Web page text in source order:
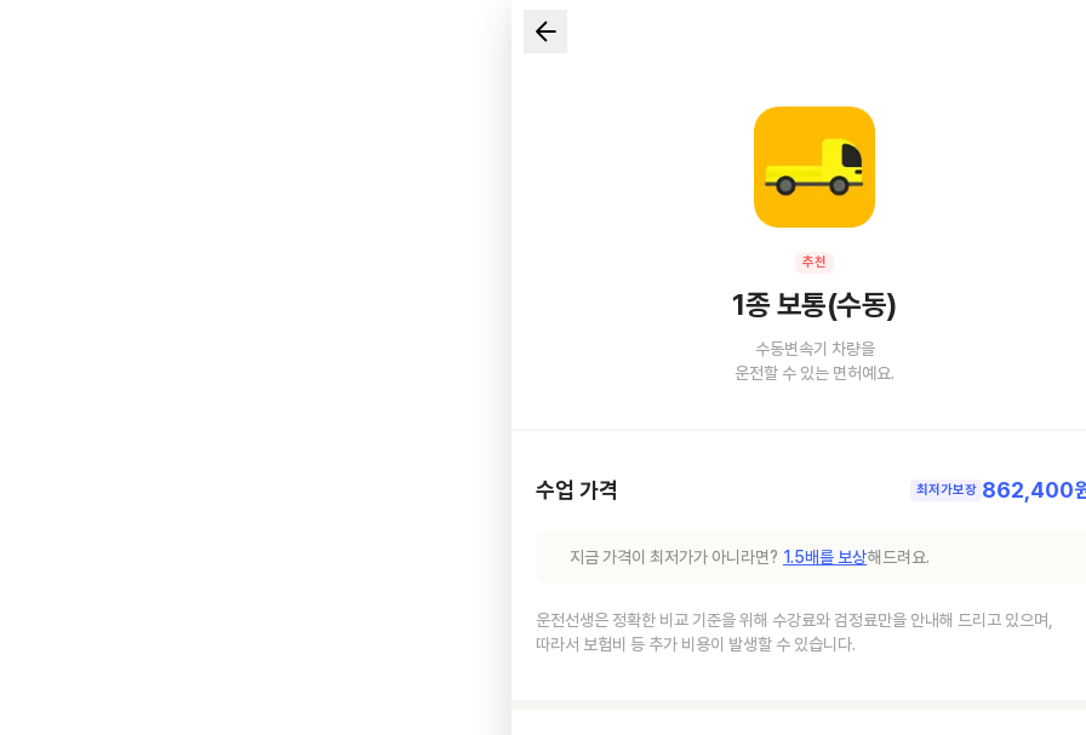
추천
1종 보통(수동)
수동변속기 차량을
운전할 수 있는 면허예요.
수업 가격 최저가보장 862,400
지금 가격이 최저가가 아니라면? 1.5배를 보상해드려요.
운전선생은 정확한 비교 기준을 위해 수강료와 검정료만을 안내해 드리고 있으며,
따라서 보험비 등 추가 비용이 발생할 수 있습니다.